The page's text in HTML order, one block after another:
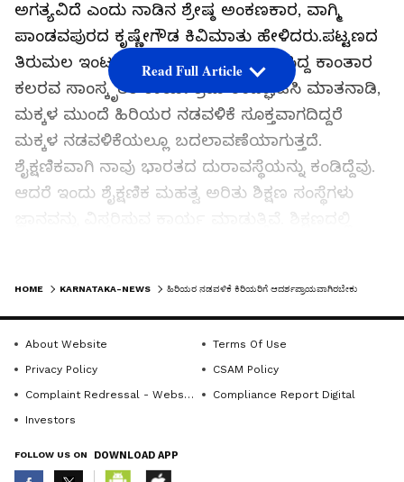
ಅಗತ್ಯವಿದೆ ಎಂದು ನಾಡಿನ ಶ್ರೇಷ್ಠ ಅಂಕಣಕಾರ, ವಾಗ್ಮಿ
ಪಾಂಡವಪುರದ ಕೃಷ್ಣೇಗೌಡ ಕಿವಿಮಾತು ಹೇಳಿದರು.ಪಟ್ಟಣದ
ತಿರುಮಲ ಇಂಟನ್ಯಾಷನಲ್ ಶಾಲೆ ಆಯೋಜಿಸಿದ್ದ ಕಾಂತಾರ
ಕಲರವ ಸಾಂಸ್ಕೃತಿಕ ಕಾರ್ಯಕ್ರಮ ಉದ್ಘಾಟಿಸಿ ಮಾತನಾಡಿ,
ಮಕ್ಕಳ ಮುಂದೆ ಹಿರಿಯರ ನಡವಳಿಕೆ ಸೂಕ್ತವಾಗದಿದ್ದರೆ
ಮಕ್ಕಳ ನಡವಳಿಕೆಯಲ್ಲೂ ಬದಲಾವಣೆಯಾಗುತ್ತದೆ.
ಶೈಕ್ಷಣಿಕವಾಗಿ ನಾವು ಭಾರತದ ದುರಾವಸ್ಥೆಯನ್ನು ಕಂಡಿದ್ದೆವು.
ಆದರೆ ಇಂದು ಶೈಕ್ಷಣಿಕ ಮಹತ್ವ ಅರಿತು ಶಿಕ್ಷಣ ಸಂಸ್ಥೆಗಳು
ಮಹಿಳೆ ಕಾರಣವಾಗಿದ್ದಾಳೆ. ದಶಕಗಳ ಹಿಂದಿನ
ಚನ್ನರಾಯಪಟ್ಟಣಕ್ಕೂ ಇಂದಿಗೂ ಶಿಕ್ಷಣ ಸಾಮಾಜಿಕ
ಬದಲಾವಣೆಯಲ್ಲಿ ಮಹತ್ತರ ಸಾಧನೆ ಸಾಧಿಸಿದೆ. ಮಗು ಶಾಲೆಗೆ
ಬರುತ್ತದೆ. ಮನಸ್ಸಿನಲ್ಲಿ ಏನನ್ನು ಹೊತ್ತುಕೊಂಡು ಹೋಗುತ್ತದೆ
ಎಂಬುದು ಬಹಳ ಮುಖ್ಯವಾಗುತ್ತದೆ. ಪಟ್ಟಣದ ಅನೇಕ
ಪ್ರತಿಭಾವಂತರು ದೇಶ ವಿದೇಶಗಳಲ್ಲಿ ತಮ್ಮ ಚಾಪನ್ನು
ಮೂಡಿಸಿದ್ದಾರೆ ಎಂದು ಹೇಳಿದರು.
Read Full Article
HOME KARNATAKA-NEWS ಹಿರಿಯರ ನಡವಳಿಕೆ ಕಿರಿಯರಿಗೆ ಆದರ್ಶಪ್ರಾಯವಾಗಿರಬೇಕು
About Website
Terms Of Use
Privacy Policy
CSAM Policy
Complaint Redressal - Website
Compliance Report Digital
Investors
FOLLOW US ON DOWNLOAD APP